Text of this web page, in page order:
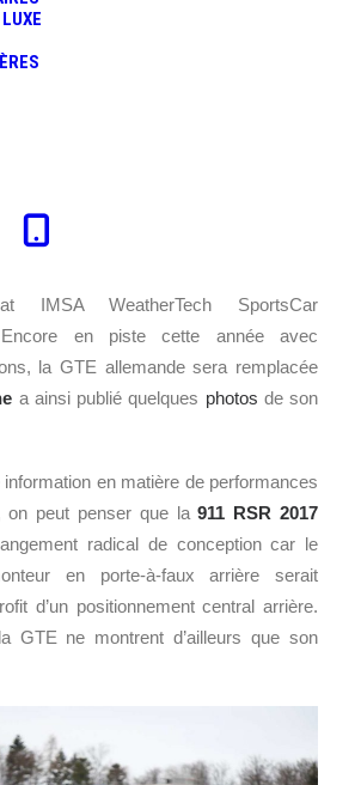
Lietz a décroché le titre pilote de la
Pro du FIA WEC à bord de la
IMSA WeatherTech SportsCar
Encore en piste cette année avec
la GTE allemande sera remplacée
a ainsi publié quelques photos de son
en matière de performances
on peut penser que la911 RSR 2017
radical de conception car le
en porte-à-faux arrière serait
d’un positionnement central arrière.
GTE ne montrent d’ailleurs que son